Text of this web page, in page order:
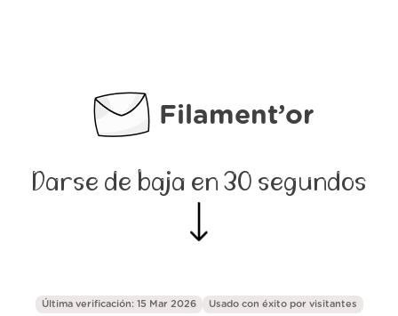
Filament’or
Darse de baja en 30 segundos
Última verificación: 15 Mar 2026 Usado con éxito por visitantes